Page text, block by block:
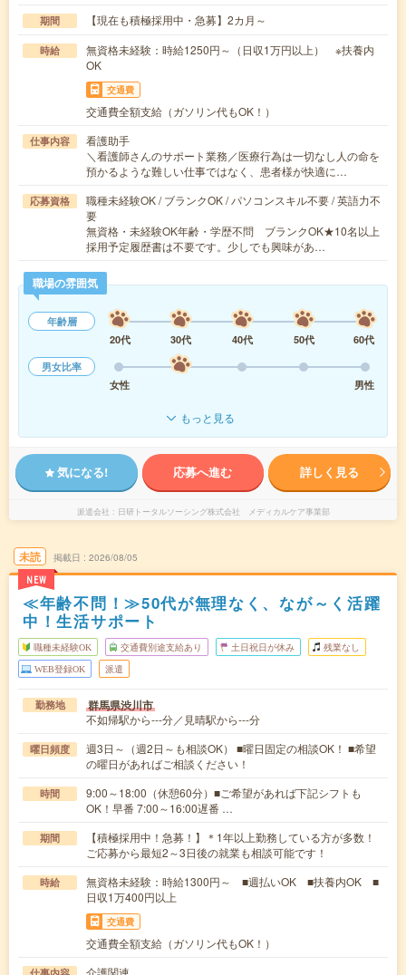
期間 【現在も積極採用中・急募】2カ月～
時給
無資格未経験：時給1250円～（日収1万円以上） ※扶養内
OK
交通費
交通費全額支給（ガソリン代もOK！）
仕事内容
看護助手
＼看護師さんのサポート業務／医療行為は一切なし人の命を
預かるような難しい仕事ではなく、患者様が快適に…
応募資格
職種未経験OK / ブランクOK / パソコンスキル不要 / 英語力不
要
無資格・未経験OK年齢・学歴不問 ブランクOK★10名以上
採用予定履歴書は不要です。少しでも興味があ…
職場の雰囲気
年齢層
20代
30代 40代 50代
60代
男女比率
女性
男性
もっと見る
気になる! 応募へ進む 詳しく見る
派遣会社 日研トータルソーシング株式会社 メディカルケア事業部
未読
NEW
掲載日 2026/08/05
≪年齢不問！≫50代が無理なく、なが～く活躍
中！生活サポート
職種未経験OK 交通費別途支給あり 土日祝日が休み 残業なし
WEB登録OK 派遣
勤務地 群馬県渋川市
不如帰駅から---分／見晴駅から---分
曜日頻度
週3日～（週2日～も相談OK） ■曜日固定の相談OK！ ■希望
の曜日があればご相談ください！
時間
9:00～18:00（休憩60分）■ご希望があれば下記シフトも
OK！早番 7:00～16:00遅番 …
期間
【積極採用中！急募！】＊1年以上勤務している方が多数！
ご応募から最短2～3日後の就業も相談可能です！
時給
無資格未経験：時給1300円～ ■週払いOK ■扶養内OK ■
日収1万400円以上
交通費
交通費全額支給（ガソリン代もOK！）